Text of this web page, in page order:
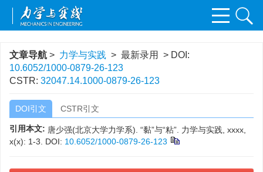
文章导航 > 力学与实践 > 最新录用 > DOI:
10.6052/1000-0879-26-123
CSTR: 32047.14.1000-0879-26-123
DOI引文 CSTR引文
引用本文: 唐少强(北京大学力学系). “黏”与“粘”. 力学与实践, xxxx,
x(x): 1-3.
DOI: 10.6052/1000-0879-26-123